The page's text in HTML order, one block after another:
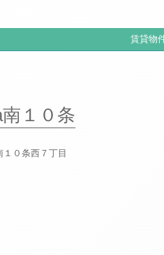
賃貸物
１０条
０条西７丁目